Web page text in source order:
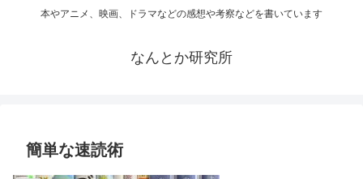
本やアニメ、映画、ドラマなどの感想や考察などを書いています
なんとか研究所
簡単な速読術